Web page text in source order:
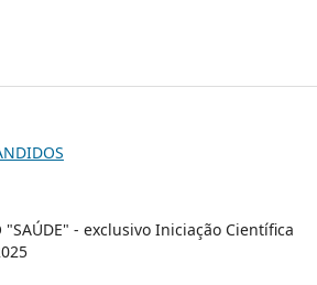
"SAÚDE" - exclusivo Iniciação Científica